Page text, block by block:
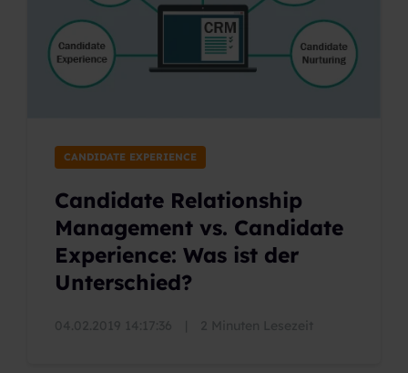
CANDIDATE EXPERIENCE
Candidate Relationship
Management vs. Candidate
Experience: Was ist der
Unterschied?